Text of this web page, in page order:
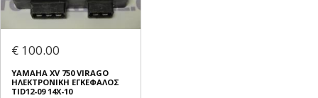
€ 100.00
YAMAHA XV 750 VIRAGO
ΗΛΕΚΤΡΟΝΙΚΗ ΕΓΚΕΦΑΛΟΣ
TID12-09 14X-10